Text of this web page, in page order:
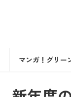
マンガ！グリー